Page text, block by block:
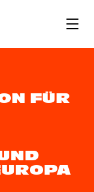
FÜR